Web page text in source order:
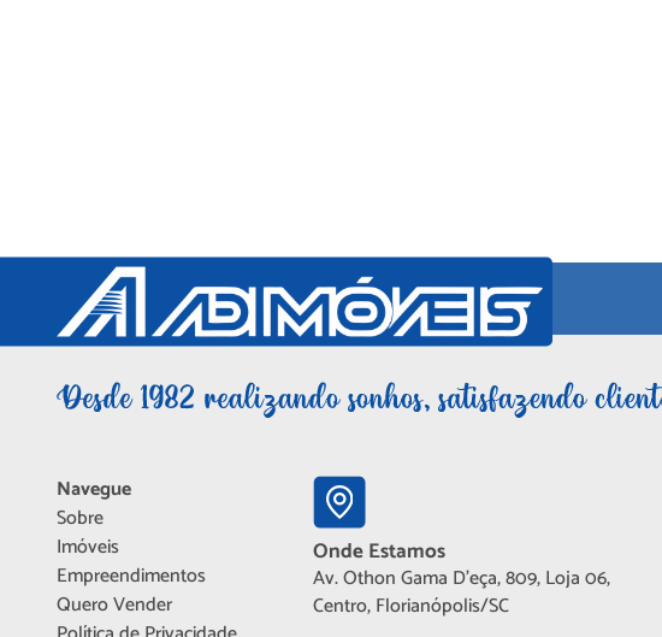
Navegue
Sobre
Imóveis
Empreendimentos
Quero Vender
Onde Estamos
Av. Othon Gama D'eça, 809, Loja 06,
Centro, Florianópolis/SC